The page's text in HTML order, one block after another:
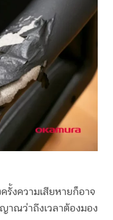
รั้งความเสียหายก็อาจ
าณว่าถึงเวลาต้องมอง